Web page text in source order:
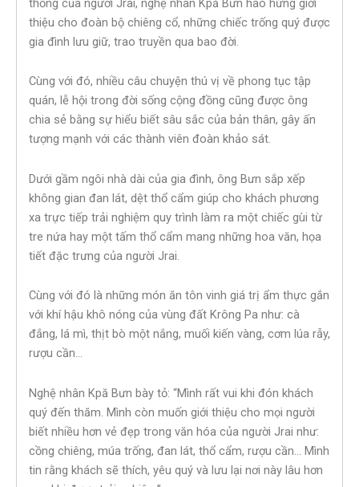
thống của người Jrai, nghệ nhân Kpă Bưn hào hứng giới
thiệu cho đoàn bộ chiêng cổ, những chiếc trống quý được
gia đình lưu giữ, trao truyền qua bao đời.
Cùng với đó, nhiều câu chuyện thú vị về phong tục tập
quán, lễ hội trong đời sống cộng đồng cũng được ông
chia sẻ bằng sự hiểu biết sâu sắc của bản thân, gây ấn
tượng mạnh với các thành viên đoàn khảo sát.
Dưới gầm ngôi nhà dài của gia đình, ông Bưn sắp xếp
không gian đan lát, dệt thổ cẩm giúp cho khách phương
xa trực tiếp trải nghiệm quy trình làm ra một chiếc gùi từ
tre nứa hay một tấm thổ cẩm mang những hoa văn, họa
tiết đặc trưng của người Jrai.
Cùng với đó là những món ăn tôn vinh giá trị ẩm thực gắn
với khí hậu khô nóng của vùng đất Krông Pa như: cà
đắng, lá mì, thịt bò một nắng, muối kiến vàng, cơm lúa rẫy,
rượu cần…
Nghệ nhân Kpă Bưn bày tỏ: “Mình rất vui khi đón khách
quý đến thăm. Mình còn muốn giới thiệu cho mọi người
biết nhiều hơn vẻ đẹp trong văn hóa của người Jrai như:
cồng chiêng, múa trống, đan lát, thổ cẩm, rượu cần… Mình
tin rằng khách sẽ thích, yêu quý và lưu lại nơi này lâu hơn